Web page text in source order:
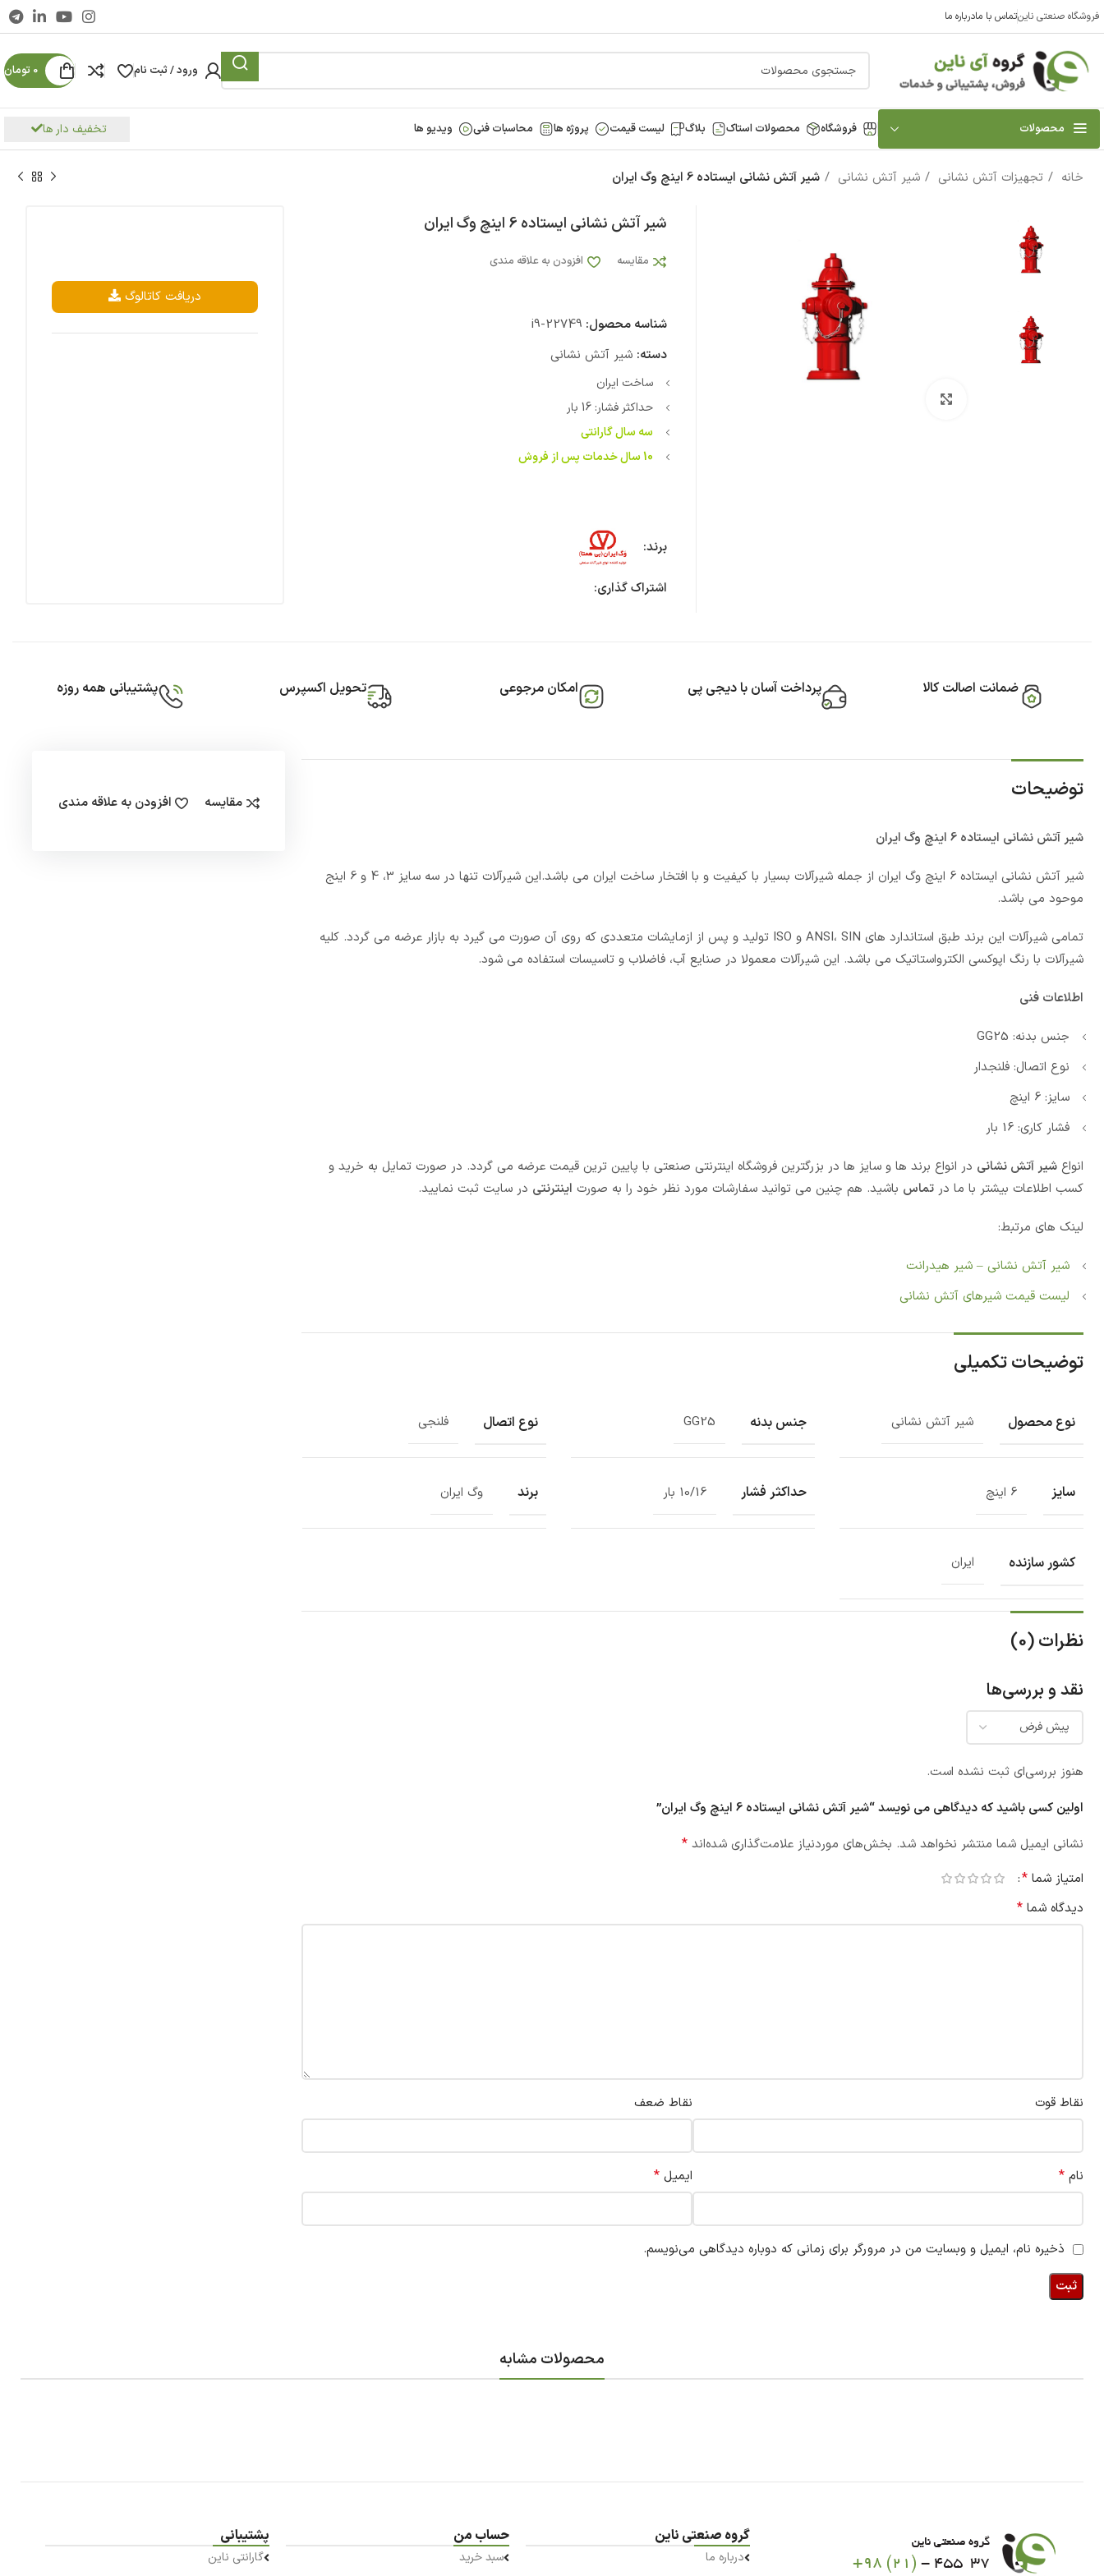
فروشگاه صنعتی ناینتماس با مادرباره ما
ورود / ثبت نام 0 تومان
محصولات فروشگاه محصولات استاک بلاگ لیست قیمت پروژه ها محاسبات فنی ویدیو ها تخفیف دار ها
خانه تجهیزات آتش نشانی شیر آتش نشانی شیر آتش نشانی ایستاده 6 اینچ وگ ایران
شیر آتش نشانی ایستاده 6 اینچ وگ ایران
مقایسه افزودن به علاقه مندی
شناسه محصول: i9-22749
دسته: شیر آتش نشانی
ساخت ایران
حداکثر فشار: 16 بار
سه سال گارانتی
10 سال خدمات پس از فروش
برند:
اشتراک گذاری:
دریافت کاتالوگ
ضمانت اصالت کالا پرداخت آسان با دیجی پی امکان مرجوعی تحویل اکسپرس پشتیبانی همه روزه
توضیحات
شیر آتش نشانی ایستاده 6 اینچ وگ ایران
شیر آتش نشانی ایستاده 6 اینچ وگ ایران از جمله شیرآلات بسیار با کیفیت و با افتخار ساخت ایران می باشد.این شیرآلات تنها در سه سایز 3، 4 و 6 اینج
موحود می باشد.
تمامی شیرآلات این برند طبق استاندارد های ANSI، SIN و ISO تولید و پس از ازمایشات متعددی که روی آن صورت می گیرد به بازار عرضه می گردد. کلیه
شیرآلات با رنگ اپوکسی الکترواستاتیک می باشد. این شیرآلات معمولا در صنایع آب، فاضلاب و تاسیسات استفاده می شود.
اطلاعات فنی
جنس بدنه: GG25
نوع اتصال: فلنجدار
سایز: 6 اینچ
فشار کاری: 16 بار
انواع شیر آتش نشانی در انواع برند ها و سایز ها در بزرگترین فروشگاه اینترنتی صنعتی با پایین ترین قیمت عرضه می گردد. در صورت تمایل به خرید و
کسب اطلاعات بیشتر با ما در تماس باشید. هم چنین می توانید سفارشات مورد نظر خود را به صورت اینترنتی در سایت ثبت نمایید.
لینک های مرتبط:
شیر آتش نشانی – شیر هیدرانت
لیست قیمت شیرهای آتش نشانی
توضیحات تکمیلی
نوع محصول شیر آتش نشانی جنس بدنه GG25 نوع اتصال فلنجی
سایز 6 اینچ حداکثر فشار 10/16 بار برند وگ ایران
کشور سازنده ایران
نظرات (0)
نقد و بررسی‌ها
هنوز بررسی‌ای ثبت نشده است.
اولین کسی باشید که دیدگاهی می نویسد “شیر آتش نشانی ایستاده 6 اینچ وگ ایران”
نشانی ایمیل شما منتشر نخواهد شد. بخش‌های موردنیاز علامت‌گذاری شده‌اند *
امتیاز شما *
دیدگاه شما *
نقاط قوت نقاط ضعف
نام * ایمیل *
ذخیره نام، ایمیل و وبسایت من در مرورگر برای زمانی که دوباره دیدگاهی می‌نویسم.
مقایسه افزودن به علاقه مندی
محصولات مشابه
گروه صنعتی ناین
درباره ما
حساب من
سبد خرید
پشتیبانی
گارانتی ناین